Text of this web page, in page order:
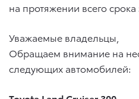
на протяжении всего срока
Уважаемые владельцы,
Обращаем внимание на
следующих автомобилей: